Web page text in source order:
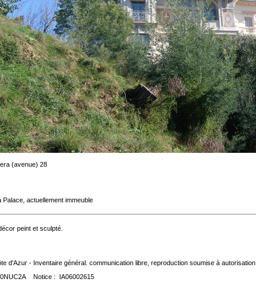
(avenue) 28
actuellement immeuble
peint et sculpté.
d'Azur - Inventaire général. communication libre, reproduction soumise à autorisation
Notice : IA06002615